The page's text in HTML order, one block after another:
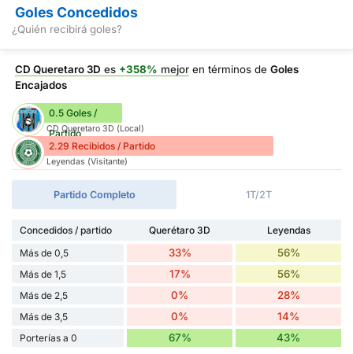
Goles Concedidos
¿Quién recibirá goles?
CD Queretaro 3D es +358% mejor en términos de Goles
Encajados
0.5 Goles /
Partido
CD Queretaro 3D (Local)
2.29 Recibidos / Partido
Leyendas (Visitante)
Partido Completo 1T/2T
Concedidos / partido Querétaro 3D
Leyendas
Más de 0,5
33% 56%
Más de 1,5 17% 56%
Más de 2,5 0% 28%
Más de 3,5 0% 14%
Porterías a 0 67% 43%